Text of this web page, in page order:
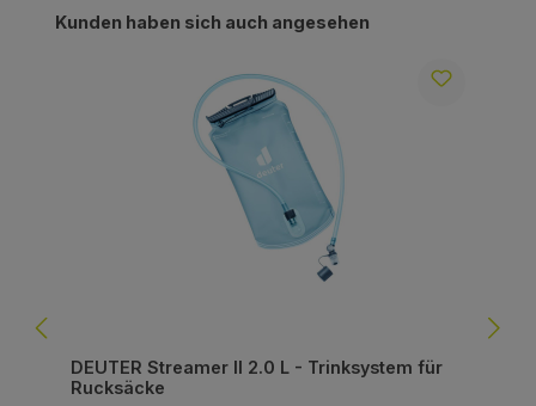
Produktgalerie überspringen
Kunden haben sich auch angesehen
DEUTER Streamer II 2.0 L - Trinksystem für
Rucksäcke